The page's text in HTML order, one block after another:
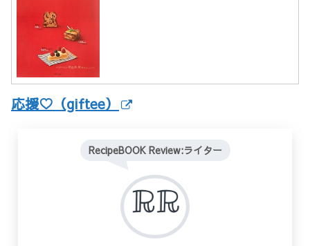
応援♡（giftee）
RecipeBOOK Review:ライター